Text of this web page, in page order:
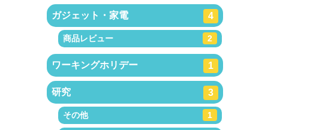
ガジェット・家電 4
商品レビュー 2
ワーキングホリデー 1
研究 3
その他 1